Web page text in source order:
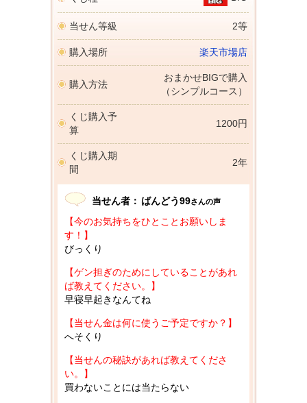
当せん等級 2等
購入場所 楽天市場店
購入方法
おまかせBIGで購入
（シンプルコース）
くじ購入予
算
1200円
くじ購入期
間
2年
当せん者： ばんどう99さんの声
【今のお気持ちをひとことお願いしま
す！】
びっくり
【ゲン担ぎのためにしていることがあれ
ば教えてください。】
早寝早起きなんてね
【当せん金は何に使うご予定ですか？】
へそくり
【当せんの秘訣があれば教えてくださ
い。】
買わないことには当たらない